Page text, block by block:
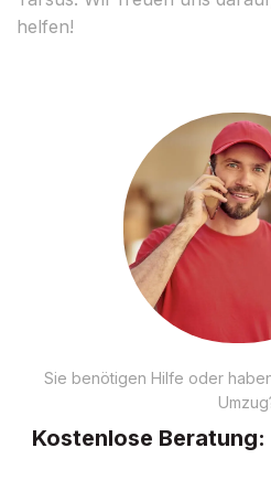
helfen!
Sie benötigen Hilfe oder
Kostenlose Beratung: